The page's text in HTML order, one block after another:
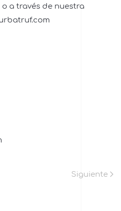
o a través de nuestra
Siguiente